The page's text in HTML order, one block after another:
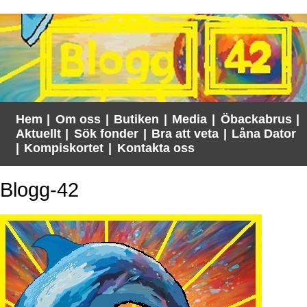
Hem | Om oss | Butiken | Media | Öbackabrus |
Aktuellt | Sök fonder | Bra att veta | Låna Dator
| Kompiskortet | Kontakta oss
Blogg-42